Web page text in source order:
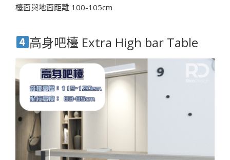
檯面與地面距離 100-105cm
高身吧檯 Extra High bar Table